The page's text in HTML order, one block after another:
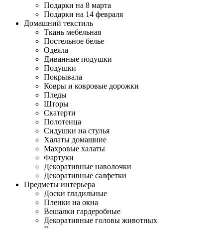
Подарки на 8 марта
Подарки на 14 февраля
Домашний текстиль
Ткань мебельная
Постельное белье
Одеяла
Диванные подушки
Подушки
Покрывала
Ковры и ковровые дорожки
Пледы
Шторы
Скатерти
Полотенца
Сидушки на стулья
Халаты домашние
Махровые халаты
Фартуки
Декоративные наволочки
Декоративные салфетки
Предметы интерьера
Доски гладильные
Пленки на окна
Вешалки гардеробные
Декоративные головы животных